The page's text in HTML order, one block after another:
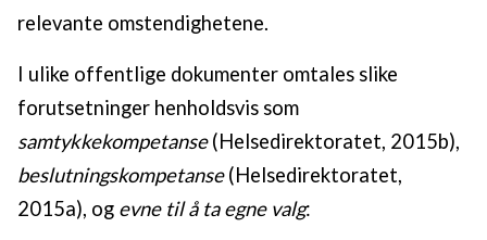
relevante omstendighetene.
I ulike offentlige dokumenter omtales slike
forutsetninger henholdsvis som
samtykkekompetanse(Helsedirektoratet, 2015b),
beslutningskompetanse(Helsedirektoratet,
2015a), og evne til å ta egne valg: